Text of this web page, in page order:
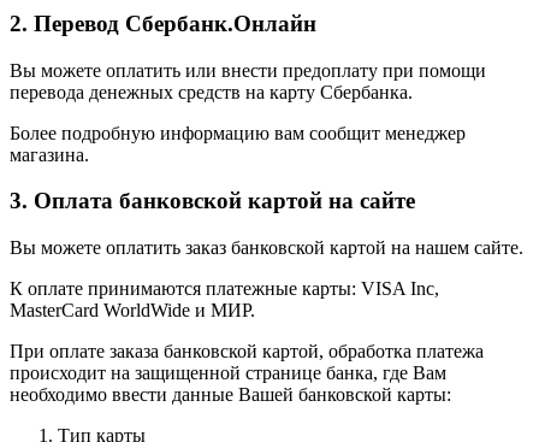
2. Перевод Сбербанк.Онлайн
Вы можете оплатить или внести предоплату при помощи
перевода денежных средств на карту Сбербанка.
Более подробную информацию вам сообщит менеджер
магазина.
3. Оплата банковской картой на сайте
Вы можете оплатить заказ банковской картой на нашем сайте.
К оплате принимаются платежные карты: VISA Inc,
MasterCard WorldWide и МИР.
При оплате заказа банковской картой, обработка платежа
происходит на защищенной странице банка, где Вам
необходимо ввести данные Вашей банковской карты:
Тип карты